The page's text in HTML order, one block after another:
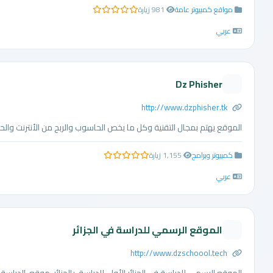
مواقع كمبيوتر عامة 0.0 من 5 نجوم
عربي
Dz Phisher
http://www.dzphisher.tk
الموقع يهتم بمجال التقنية وكل ما يخص الحاسوب والربح من الأنترنت
كمبيوتر وبرامج 0.0 من 5 نجوم
عربي
الموقع الرسمي للدراسة في الجزائر
http://www.dzschoool.tech